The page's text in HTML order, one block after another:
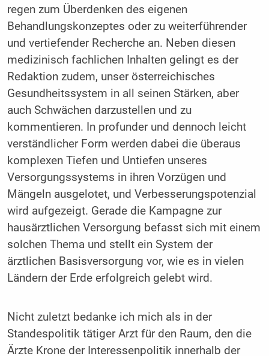
regen zum Überdenken des eigenen
Behandlungskonzeptes oder zu weiterführender
und vertiefender Recherche an. Neben diesen
medizinisch fachlichen Inhalten gelingt es der
Redaktion zudem, unser österreichisches
Gesundheitssystem in all seinen Stärken, aber
auch Schwächen darzustellen und zu
kommentieren. In profunder und dennoch leicht
verständlicher Form werden dabei die überaus
komplexen Tiefen und Untiefen unseres
Versorgungssystems in ihren Vorzügen und
Mängeln ausgelotet, und Verbesserungspotenzial
wird aufgezeigt. Gerade die Kampagne zur
hausärztlichen Versorgung befasst sich mit einem
solchen Thema und stellt ein System der
ärztlichen Basisversorgung vor, wie es in vielen
Ländern der Erde erfolgreich gelebt wird.
Nicht zuletzt bedanke ich mich als in der
Standespolitik tätiger Arzt für den Raum, den die
Ärzte Krone der Interessenpolitik innerhalb der